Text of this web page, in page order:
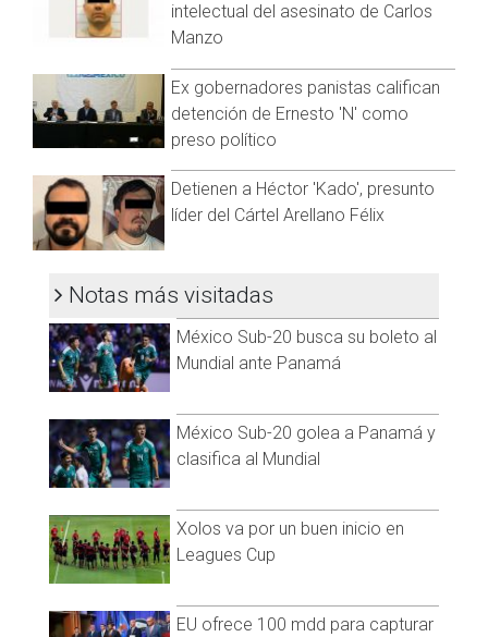
intelectual del asesinato de Carlos
Manzo
Ex gobernadores panistas califican
detención de Ernesto 'N' como
preso político
Detienen a Héctor 'Kado', presunto
líder del Cártel Arellano Félix
Notas más visitadas
México Sub-20 busca su boleto al
Mundial ante Panamá
México Sub-20 golea a Panamá y
clasifica al Mundial
Xolos va por un buen inicio en
Leagues Cup
EU ofrece 100 mdd para capturar